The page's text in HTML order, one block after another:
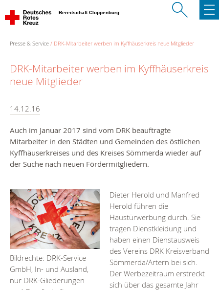
Bereitschaft Cloppenburg
Presse & Service DRK-Mitarbeiter werben im Kyffhäuserkreis neue Mitglieder
DRK-Mitarbeiter werben im Kyffhäuserkreis
neue Mitglieder
14.12.16
Auch im Januar 2017 sind vom DRK beauftragte
Mitarbeiter in den Städten und Gemeinden des östlichen
Kyffhäuserkreises und des Kreises Sömmerda wieder auf
der Suche nach neuen Fördermitgliedern.
Bildrechte: DRK-Service
GmbH, In- und Ausland,
nur DRK-Gliederungen
Dieter Herold und Manfred
Herold führen die
Haustürwerbung durch. Sie
tragen Dienstkleidung und
haben einen Dienstausweis
des Vereins DRK Kreisverband
Sömmerda/Artern bei sich.
Der Werbezeitraum erstreckt
sich über das gesamte Jahr